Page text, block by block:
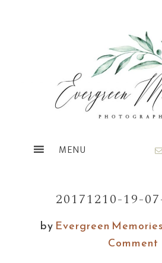
20171210-19-
by Evergreen Memories
Comment